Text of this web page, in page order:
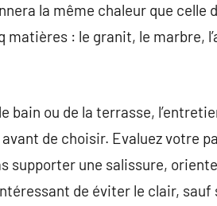
la même chaleur que celle
matières : le granit, le marbre,
bain ou de la terrasse,
de choisir. Evaluez votre
supporter une salissure,
de éviter le clair,